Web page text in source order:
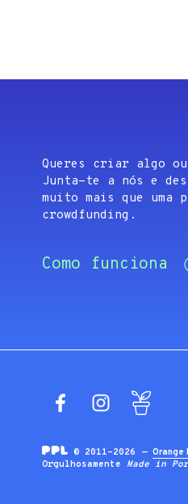
Queres criar algo
Junta-te a nós e
muito mais que uma
crowdfunding.
Como funciona
Facebook
© 2011-2026 —Orange
Orgulhosamente Made in